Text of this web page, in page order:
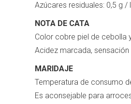
Azúcares residuales: 0,5 g
NOTA DE CATA
Color cobre piel de cebolla
Acidez marcada,
MARIDAJE
Temperatura de consumo
Es aconsejable para